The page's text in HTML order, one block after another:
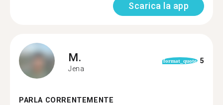
Scarica la app
M.
Jena
format_quote 5
PARLA CORRENTEMENTE